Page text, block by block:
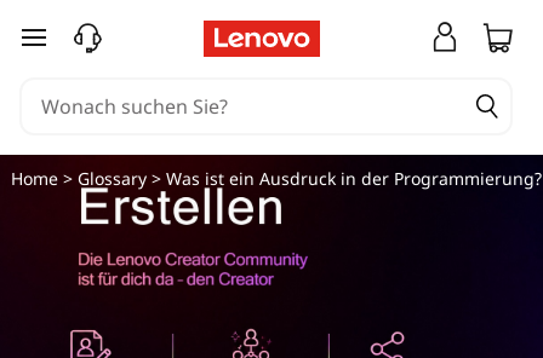
W
zum Hauptinhalt springen
Home> Glossary> Was ist ein Ausdruck in der Programmierung?